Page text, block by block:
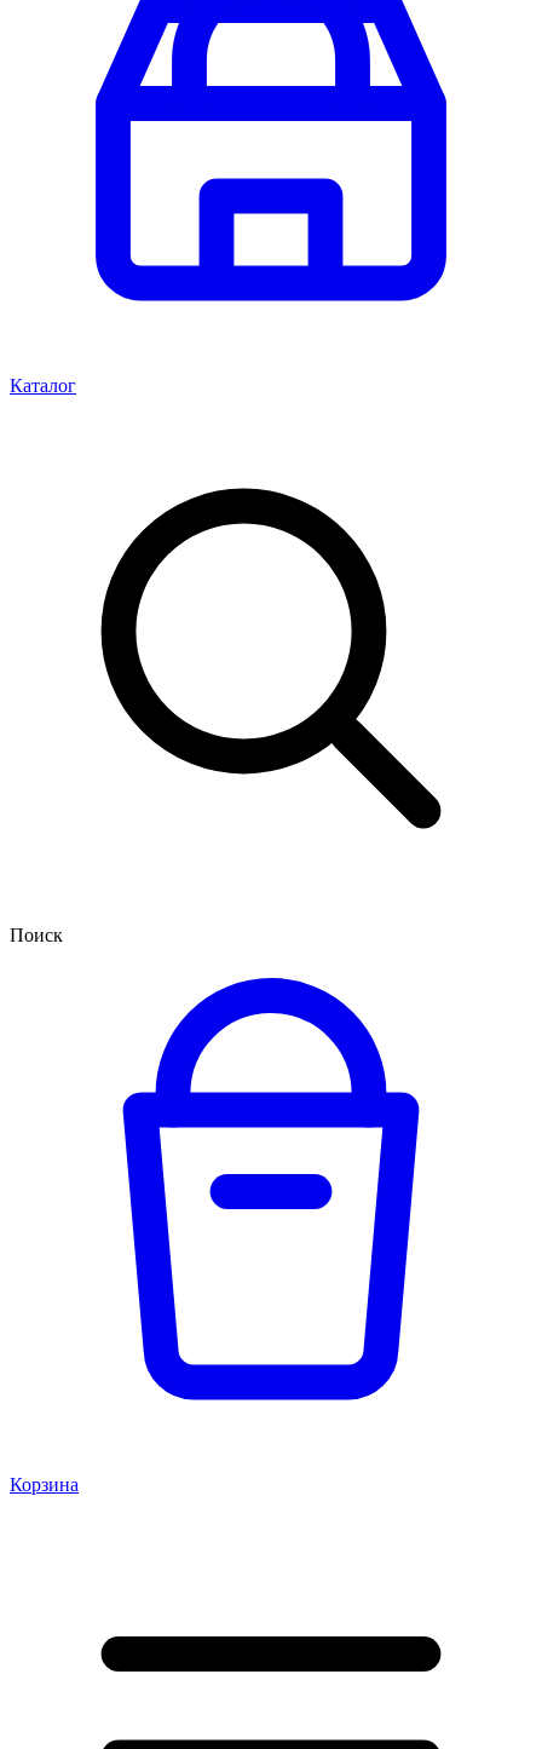
Каталог
Поиск
Корзина